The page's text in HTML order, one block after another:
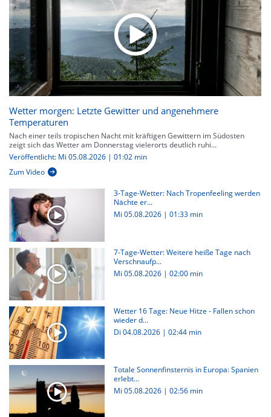
Wetter morgen: Letzte Gewitter und angenehmere
Temperaturen
Nach einer teils tropischen Nacht mit kräftigen Gewittern im Südosten
zeigt sich das Wetter am Donnerstag vielerorts deutlich ruhi...
Veröffentlicht: Mi 05.08.2026 | 01:02 min
Zum Video
3-Tage-Wetter: Nach Tropenfeeling werden
Nächte er...
Mi 05.08.2026 | 01:33 min
7-Tage-Wetter: Weitere heiße Tage nach
Verschnaufp...
Mi 05.08.2026 | 02:00 min
Wetter 16 Tage: Neue Hitze - Fallen schon
wieder d...
Di 04.08.2026 | 02:44 min
Totale Sonnenfinsternis in Europa: Spanien
erlebt...
Mi 05.08.2026 | 02:56 min